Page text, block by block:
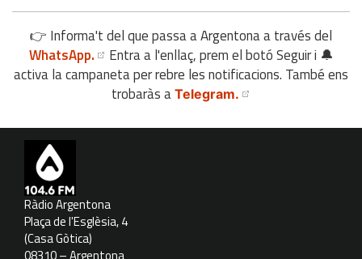
👉 Informa't del que passa a Argentona a través del
WhatsApp.
Entra a l'enllaç, prem el botó Seguir i 🔔
activa la campaneta per rebre les notificacions. També ens
trobaràs a Telegram.
Ràdio Argentona
Plaça de l'Esglèsia, 4
(Casa Gòtica)